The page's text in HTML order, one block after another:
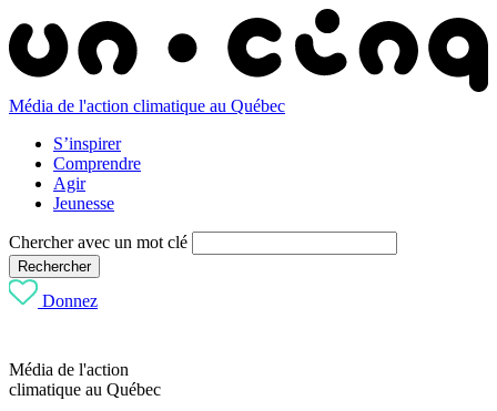
Média de l'action climatique au Québec
S’inspirer
Comprendre
Agir
Jeunesse
Chercher avec un mot clé
Rechercher
Donnez
Média de l'action
climatique au Québec